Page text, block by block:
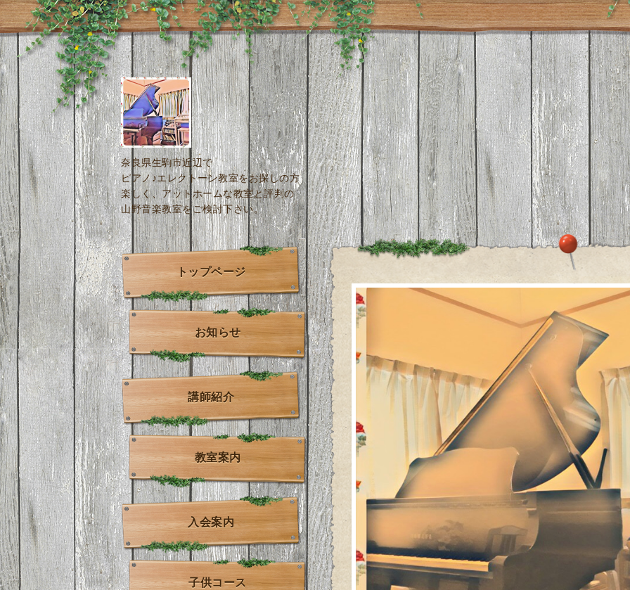
奈良県生駒市近辺で
ピアノ♪エレクトーン教室をお探しの方
楽しく、アットホームな教室と評判の
山野音楽教室をご検討下さい。
トップページ
お知らせ
講師紹介
教室案内
入会案内
子供コース